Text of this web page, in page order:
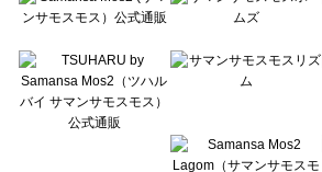
Te chichi CLASSIC（テチチ クラシック）の一覧
Lugnoncure（ルノンキュール）の一覧
BETTY'S BLUE（べティーズブルー）の一覧
Wpc.（ワールドパーティー）の一覧